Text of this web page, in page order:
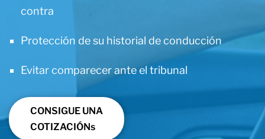
contra
Protección de su historial de conducción
Evitar comparecer ante el tribunal
CONSIGUE UNA
COTIZACIÓNs